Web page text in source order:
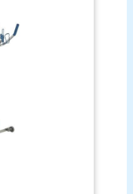
d'adapter la
les tensions
de brides
solidement vos
ou équipé de
une sécurité en
grâce aux
fluides
aquatique vous